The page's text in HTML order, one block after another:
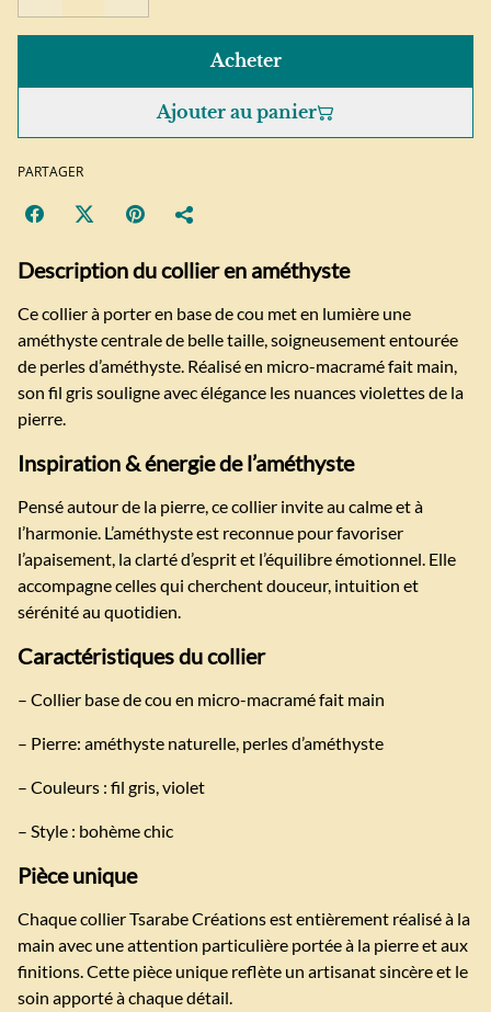
Acheter
Ajouter au panier
PARTAGER
Description du collier en améthyste
Ce collier à porter en base de cou met en lumière une
améthyste centrale de belle taille, soigneusement entourée
de perles d’améthyste. Réalisé en micro-macramé fait main,
son fil gris souligne avec élégance les nuances violettes de la
pierre.
Inspiration & énergie de l’améthyste
Pensé autour de la pierre, ce collier invite au calme et à
l’harmonie. L’améthyste est reconnue pour favoriser
l’apaisement, la clarté d’esprit et l’équilibre émotionnel. Elle
accompagne celles qui cherchent douceur, intuition et
sérénité au quotidien.
Caractéristiques du collier
– Collier base de cou en micro-macramé fait main
– Pierre: améthyste naturelle, perles d’améthyste
– Couleurs : fil gris, violet
– Style : bohème chic
Pièce unique
Chaque collier Tsarabe Créations est entièrement réalisé à la
main avec une attention particulière portée à la pierre et aux
finitions. Cette pièce unique reflète un artisanat sincère et le
soin apporté à chaque détail.